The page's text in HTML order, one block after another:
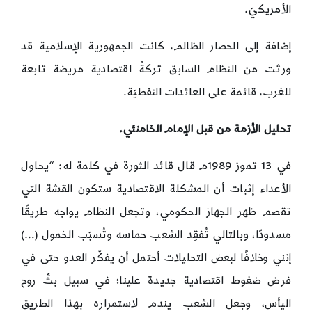
الأمريكيّ.
إضافة إلى الحصار الظالم، كانت الجمهورية الإسلامية قد
ورثت من النظام السابق تركةً اقتصادية مريضة تابعة
للغرب، قائمة على العائدات النفطيّة.
تحليل الأزمة من قبل الإمام الخامنئي.
في 13 تموز 1989م قال قائد الثورة في كلمة له: “يحاول
الأعداء إثبات أن المشكلة الاقتصادية ستكون القشة التي
تقصم ظهر الجهاز الحكومي، وتجعل النظام يواجه طريقًا
مسدودًا، وبالتالي تُفقِد الشعب حماسه وتُسبّب الخمول (…)
إنني وخلافًا لبعض التحليلات أحتمل أن يفكّر العدو حتى في
فرض ضغوط اقتصادية جديدة علينا؛ في سبيل بثِّ روح
اليأس، وجعل الشعب يندم لاستمراره بهذا الطريق